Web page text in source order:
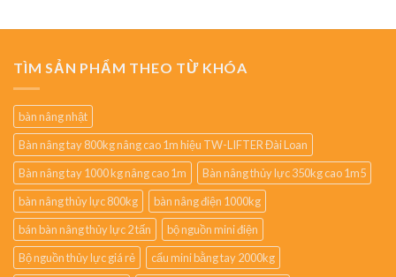
TÌM SẢN PHẨM THEO TỪ KHÓA
bàn nâng nhật
Bàn nâng tay 800kg nâng cao 1m hiệu TW-LIFTER Đài Loan
Bàn nâng tay 1000 kg nâng cao 1m
Bàn nâng thủy lực 350kg cao 1m5
bàn nâng thủy lực 800kg
bàn nâng điện 1000kg
bán bàn nâng thủy lực 2 tấn
bộ nguồn mini điện
Bộ nguồn thủy lực giá rẻ
cẩu mini bằng tay 2000kg